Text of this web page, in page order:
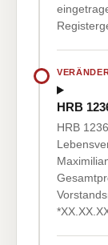
HRB
HRB